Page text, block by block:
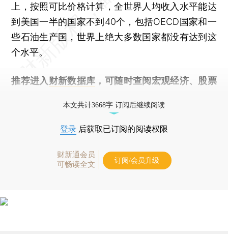
上，按照可比价格计算，全世界人均收入水平能达
到美国一半的国家不到40个，包括OECD国家和一
些石油生产国，世界上绝大多数国家都没有达到这
个水平。
推荐进入 财新数据库 ，可随时查阅宏观经济、股票
本文共计3668字 订阅后继续阅读
登录 后获取已订阅的阅读权限
财新通会员
可畅读全文
订阅/会员升级